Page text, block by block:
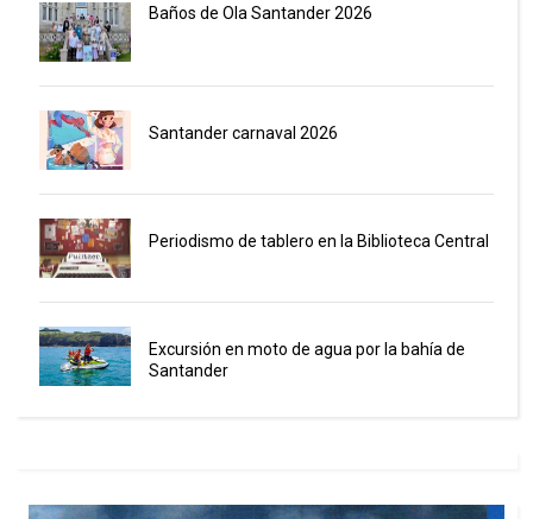
Baños de Ola Santander 2026
Santander carnaval 2026
Periodismo de tablero en la Biblioteca Central
Excursión en moto de agua por la bahía de
Santander